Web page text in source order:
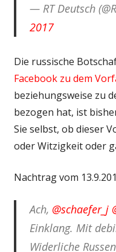
— RT Deutsch
2017
Die russische
Facebook zu dem
beziehungsweise zu
bezogen hat, ist
Sie selbst, ob dieser
oder Witzigkeit oder
Nachtrag vom
Ach, @schaefer_j
Einklang. Mit
Widerliche